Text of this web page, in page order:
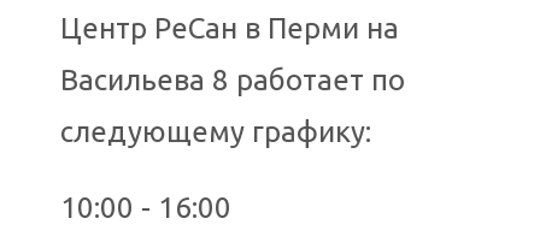
Центр РеСан в Перми на
Васильева 8 работает по
следующему графику:
10:00 - 16:00